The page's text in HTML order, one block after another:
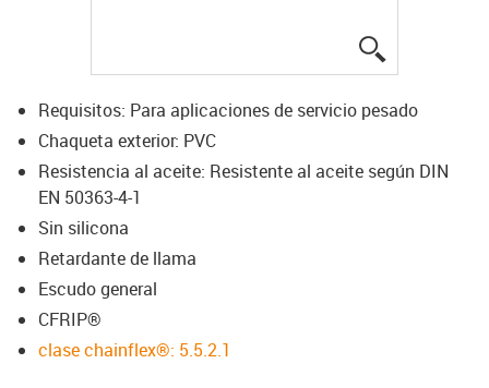
Requisitos: Para aplicaciones de servicio pesado
Chaqueta exterior: PVC
Resistencia al aceite: Resistente al aceite según DIN
EN 50363-4-1
Sin silicona
Retardante de llama
Escudo general
CFRIP®
clase chainflex®: 5.5.2.1